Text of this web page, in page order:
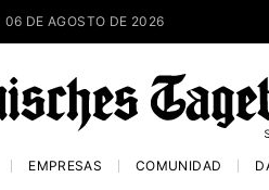
06 DE AGOSTO DE 2026
EMPRESAS COMUNIDAD